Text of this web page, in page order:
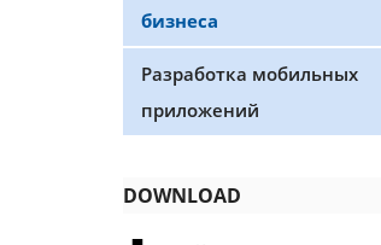
бизнеса
Разработка мобильных
приложений
DOWNLOAD